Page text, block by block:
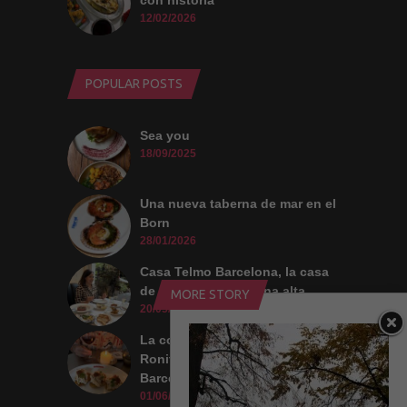
MORE STORY
12/02/2026
POPULAR POSTS
Sea you
18/09/2025
Una nueva taberna de mar en el
Born
28/01/2026
Casa Telmo Barcelona, la casa
de comidas de la zona alta
20/05/2026
La cocina sin etiquetas de
Ronit Stern en SuperAuto
Barcelona
01/06/2026